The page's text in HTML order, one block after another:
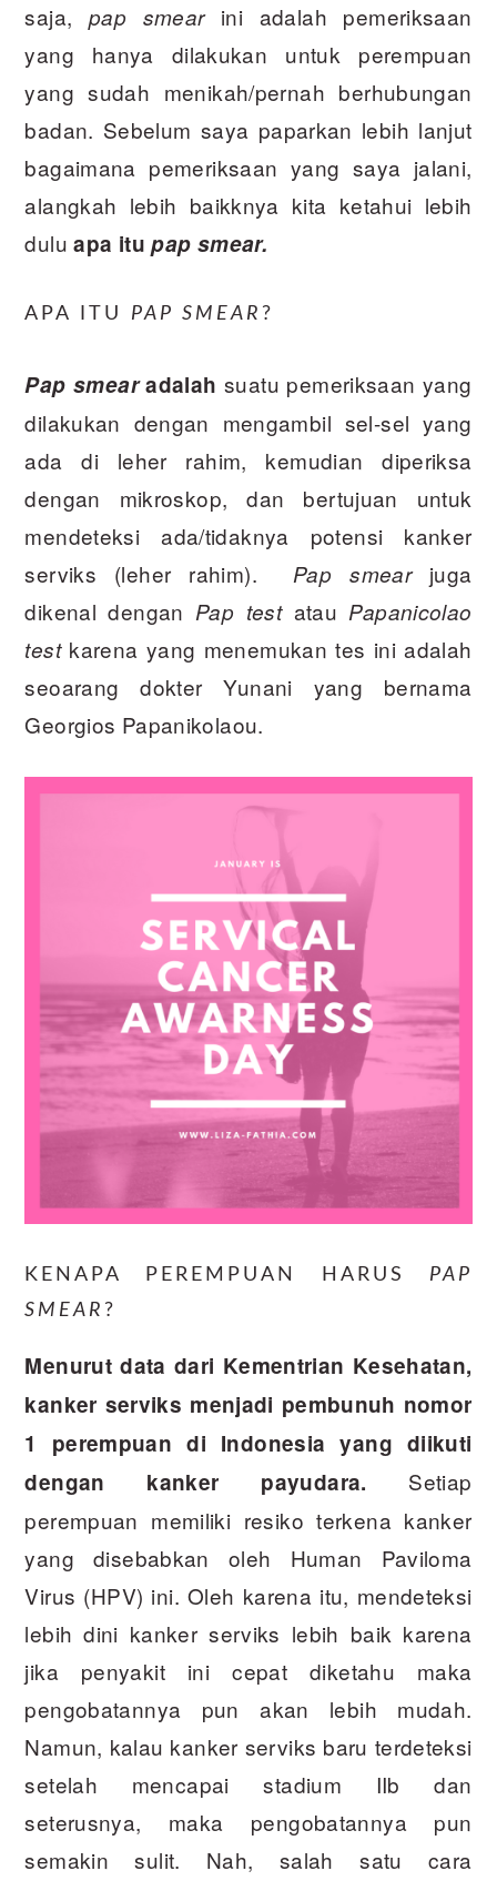
saja, pap smearini adalah pemeriksaan
yang hanya dilakukan untuk perempuan
yang sudah menikah/pernah berhubungan
badan. Sebelum saya paparkan lebih lanjut
bagaimana pemeriksaan yang saya jalani,
alangkah lebih baikknya kita ketahui lebih
duluapa itupap smear.
APA ITU PAP SMEAR ?
Pap smearadalah suatu pemeriksaan yang
dilakukan dengan mengambil sel-sel yang
ada di leher rahim, kemudian diperiksa
dengan mikroskop, dan bertujuan untuk
mendeteksi ada/tidaknya potensi kanker
serviks (leher rahim). Pap smearjuga
dikenal dengan Pap testatau Papanicolao
testkarena yang menemukan tes ini adalah
seoarang dokter Yunani yang bernama
Georgios Papanikolaou.
KENAPA PEREMPUAN HARUS PAP
SMEAR ?
Menurut data dari Kementrian Kesehatan,
kanker serviks menjadi pembunuh nomor
1 perempuan di Indonesia yang diikuti
dengan kanker payudara. Setiap
perempuan memiliki resiko terkena kanker
yang disebabkan oleh Human Paviloma
Virus (HPV) ini. Oleh karena itu, mendeteksi
lebih dini kanker serviks lebih baik karena
jika penyakit ini cepat diketahu maka
pengobatannya pun akan lebih mudah.
Namun, kalau kanker serviks baru terdeteksi
setelah mencapai stadium IIb dan
seterusnya, maka pengobatannya pun
semakin sulit. Nah, salah satu cara